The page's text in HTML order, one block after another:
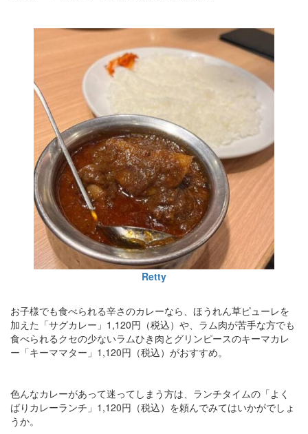
Retty
お子様でも食べられる辛さのカレーなら、ほうれん草ピューレを
加えた「サグカレー」1,120円（税込）や、ラム肉が苦手な方でも
食べられるクセの少ないラムひき肉とグリンピースのキーマカレ
ー「キーママター」1,120円（税込）がおすすめ。
色んなカレーがあって迷ってしまう方は、ランチタイムの「よく
ばりカレーランチ」1,120円（税込）を頼んでみてはいかがでしょ
うか。